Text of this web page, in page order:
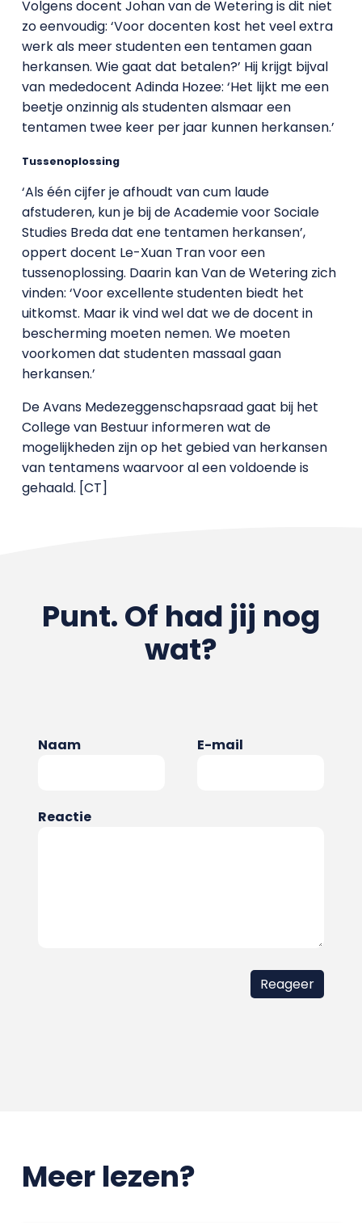
Volgens docent Johan van de Wetering is dit niet
zo eenvoudig: ‘Voor docenten kost het veel extra
werk als meer studenten een tentamen gaan
herkansen. Wie gaat dat betalen?’ Hij krijgt bijval
van mededocent Adinda Hozee: ‘Het lijkt me een
beetje onzinnig als studenten alsmaar een
tentamen twee keer per jaar kunnen herkansen.’
Tussenoplossing
‘Als één cijfer je afhoudt van cum laude
afstuderen, kun je bij de Academie voor Sociale
Studies Breda dat ene tentamen herkansen’,
oppert docent Le-Xuan Tran voor een
tussenoplossing. Daarin kan Van de Wetering zich
vinden: ‘Voor excellente studenten biedt het
uitkomst. Maar ik vind wel dat we de docent in
bescherming moeten nemen. We moeten
voorkomen dat studenten massaal gaan
herkansen.’
De Avans Medezeggenschapsraad gaat bij het
College van Bestuur informeren wat de
mogelijkheden zijn op het gebied van herkansen
van tentamens waarvoor al een voldoende is
gehaald. [CT]
Punt. Of had jij nog
wat?
Naam E-mail
Reactie
Meer lezen?